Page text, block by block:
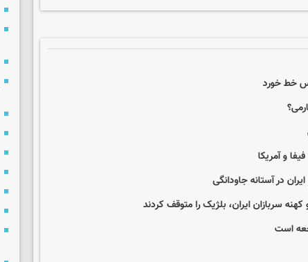
خط خورد
و آمریکا
در آستانه جاودانگی
کهنه‌ سربازان ایران، بلژیک را متوقف کردند
است